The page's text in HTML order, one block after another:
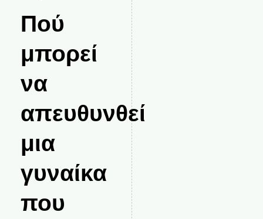
Πού
μπορεί
να
απευθυνθεί
μια
γυναίκα
που